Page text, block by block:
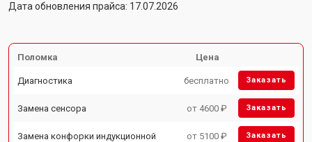
Дата обновления прайса: 17.07.2026
Поломка Цена
Диагностика бесплатно Заказать
Замена сенсора от 4600 ₽ Заказать
Замена конфорки индукционной от 5100 ₽ Заказать